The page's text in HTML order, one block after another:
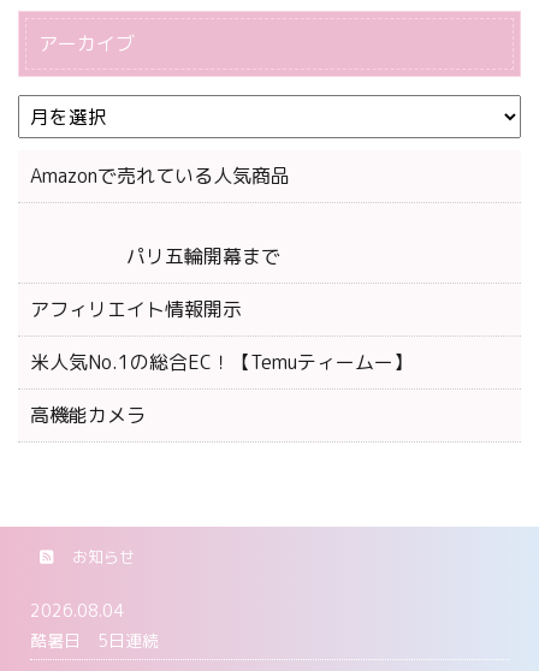
アーカイブ
Amazonで売れている人気商品
パリ五輪開幕まで
アフィリエイト情報開示
米人気No.1の総合EC！【Temuティームー】
高機能カメラ
お知らせ
2026.08.04
酷暑日 5日連続